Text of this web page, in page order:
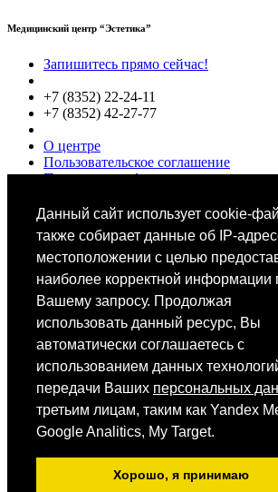
Данный сайт использует cookie-
также собирает данные об IP-
местоположении с целью
наиболее корректной информации
Вашему запросу. Продолжая
использовать данный ресурс, Вы
автоматически соглашаетесь с
использованием данных
передачи Ваших персональных
третьим лицам, таким как Yandex
Google Analitics, My Target.
Хорошо, я принимаю
Медицинский центр “Эстетика”
Запишитесь прямо сейчас!
+7 (8352) 22-24-11
+7 (8352) 42-27-77
О центре
Пользовательское соглашение
Политики конфиденциальности
Специалисты
Выбор звезд
Мобильное
Android iOS
App Store
Все фотографии размещены на сайте на